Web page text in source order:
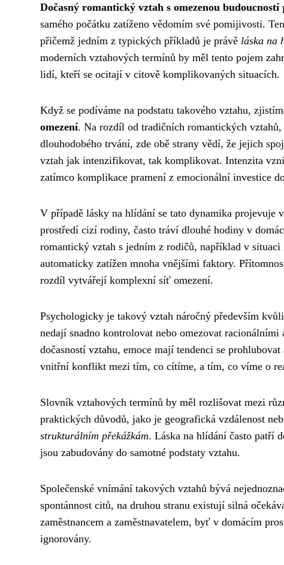
Dočasný romantický vztah s omezenou budoucností
samého počátku zatíženo vědomím své pomijivosti.
přičemž jedním z typických příkladů je právě láska na
moderních vztahových termínů by měl tento pojem
lidí, kteří se ocitají v citově komplikovaných situacích.
Když se podíváme na podstatu takového vztahu,
omezení. Na rozdíl od tradičních romantických
dlouhodobého trvání, zde obě strany vědí, že jejich
vztah jak intenzifikovat, tak komplikovat. Intenzita
zatímco komplikace pramení z emocionální investice
V případě lásky na hlídání se tato dynamika
prostředí cizí rodiny, často tráví dlouhé hodiny v
romantický vztah s jedním z rodičů, například v
automaticky zatížen mnoha vnějšími faktory.
rozdíl vytvářejí komplexní síť omezení.
Psychologicky je takový vztah náročný především kvůli
nedají snadno kontrolovat nebo omezovat
dočasností vztahu, emoce mají tendenci se
vnitřní konflikt mezi tím, co cítíme, a tím, co víme o
Slovník vztahových termínů by měl rozlišovat mezi
praktických důvodů, jako je geografická vzdálenost
strukturálním překážkám. Láska na hlídání často patří
jsou zabudovány do samotné podstaty vztahu.
Společenské vnímání takových vztahů bývá
spontánnost citů, na druhou stranu existují silná
zaměstnancem a zaměstnavatelem, byť v domácím
ignorovány.